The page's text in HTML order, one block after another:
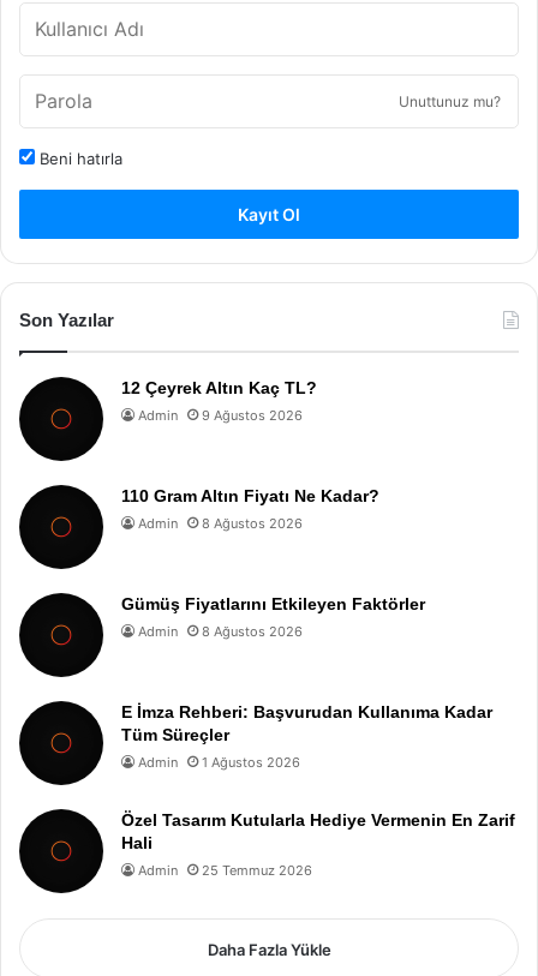
Unuttunuz mu?
Beni hatırla
Kayıt Ol
Son Yazılar
12 Çeyrek Altın Kaç TL?
Admin 9 Ağustos 2026
110 Gram Altın Fiyatı Ne Kadar?
Admin 8 Ağustos 2026
Gümüş Fiyatlarını Etkileyen Faktörler
Admin 8 Ağustos 2026
E İmza Rehberi: Başvurudan Kullanıma Kadar
Tüm Süreçler
Admin 1 Ağustos 2026
Özel Tasarım Kutularla Hediye Vermenin En Zarif
Hali
Admin 25 Temmuz 2026
Daha Fazla Yükle